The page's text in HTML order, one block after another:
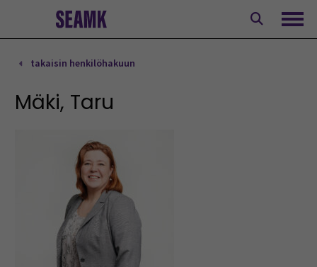
takaisin henkilöhakuun
Mäki, Taru